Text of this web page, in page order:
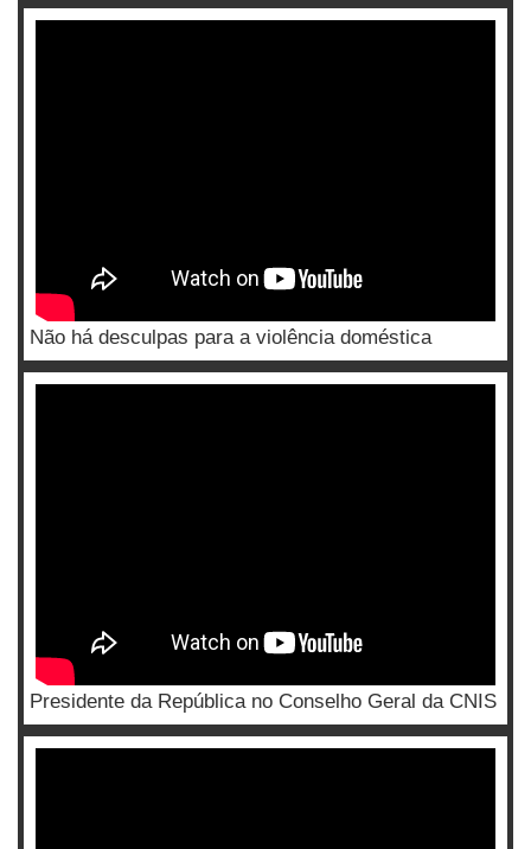
Não há desculpas para a violência doméstica
Presidente da República no Conselho Geral da CNIS